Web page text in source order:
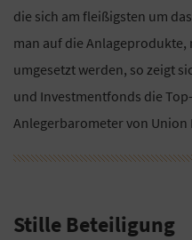
die sich am fleißigsten um
man auf die
umgesetzt werden, so zeigt
und Investmentfonds die
Anlegerbarometer von Union
Stille Beteiligung